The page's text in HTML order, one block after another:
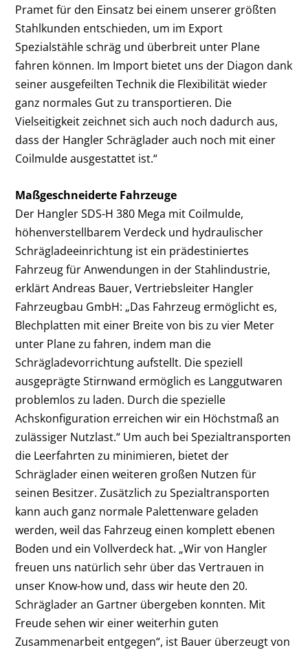
Pramet für den Einsatz bei einem unserer größten
Stahlkunden entschieden, um im Export
Spezialstähle schräg und überbreit unter Plane
fahren können. Im Import bietet uns der Diagon dank
seiner ausgefeilten Technik die Flexibilität wieder
ganz normales Gut zu transportieren. Die
Vielseitigkeit zeichnet sich auch noch dadurch aus,
dass der Hangler Schräglader auch noch mit einer
Coilmulde ausgestattet ist.“
Maßgeschneiderte Fahrzeuge
Der Hangler SDS-H 380 Mega mit Coilmulde,
höhenverstellbarem Verdeck und hydraulischer
Schrägladeeinrichtung ist ein prädestiniertes
Fahrzeug für Anwendungen in der Stahlindustrie,
erklärt Andreas Bauer, Vertriebsleiter Hangler
Fahrzeugbau GmbH: „Das Fahrzeug ermöglicht es,
Blechplatten mit einer Breite von bis zu vier Meter
unter Plane zu fahren, indem man die
Schrägladevorrichtung aufstellt. Die speziell
ausgeprägte Stirnwand ermöglich es Langgutwaren
problemlos zu laden. Durch die spezielle
Achskonfiguration erreichen wir ein Höchstmaß an
zulässiger Nutzlast.“ Um auch bei Spezialtransporten
die Leerfahrten zu minimieren, bietet der
Schräglader einen weiteren großen Nutzen für
seinen Besitzer. Zusätzlich zu Spezialtransporten
kann auch ganz normale Palettenware geladen
werden, weil das Fahrzeug einen komplett ebenen
Boden und ein Vollverdeck hat. „Wir von Hangler
freuen uns natürlich sehr über das Vertrauen in
unser Know-how und, dass wir heute den 20.
Schräglader an Gartner übergeben konnten. Mit
Freude sehen wir einer weiterhin guten
Zusammenarbeit entgegen“, ist Bauer überzeugt von